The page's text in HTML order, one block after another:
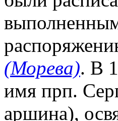
(Морева). В
имя прп.
аршина),